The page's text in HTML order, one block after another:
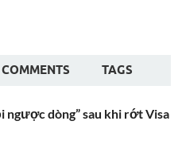
COMMENTS TAGS
ngược dòng” sau khi rớt Visa